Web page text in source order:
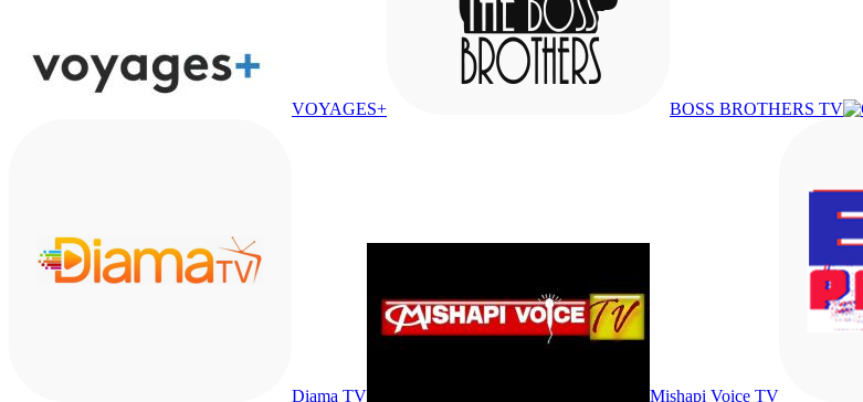
VOYAGES+ BOSS BROTHERS TV
Diama TV Mishapi Voice TV